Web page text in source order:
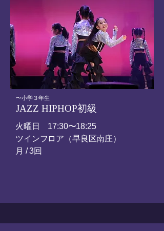
​〜小学３年生
JAZZ HIPHOP初級
火曜日 17:30〜18:25
ツインフロア（早良区南庄）
​月 / 3回